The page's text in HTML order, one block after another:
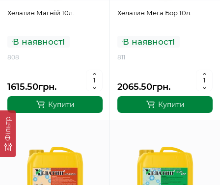
Фільтр
Хелатин Магній 10л.
В наявності
808
1615.50грн.
Купити
Хелатин Мега Бор 10л.
В наявності
811
2065.50грн.
Купити